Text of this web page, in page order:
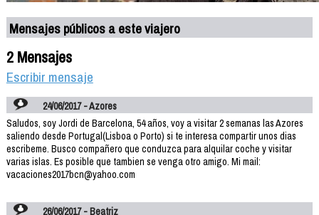
Mensajes públicos a este viajero
2 Mensajes
Escribir mensaje
24/06/2017 - Azores
Saludos, soy Jordi de Barcelona, 54 años, voy a visitar 2 semanas las Azores
saliendo desde Portugal(Lisboa o Porto) si te interesa compartir unos dias
escribeme. Busco compañero que conduzca para alquilar coche y visitar
varias islas. Es posible que tambien se venga otro amigo. Mi mail:
vacaciones2017bcn@yahoo.com
26/06/2017 - Beatriz